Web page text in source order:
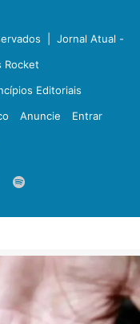
| Jornal Atual -
Rocket
Editoriais
Anuncie
Entrar
Spotify